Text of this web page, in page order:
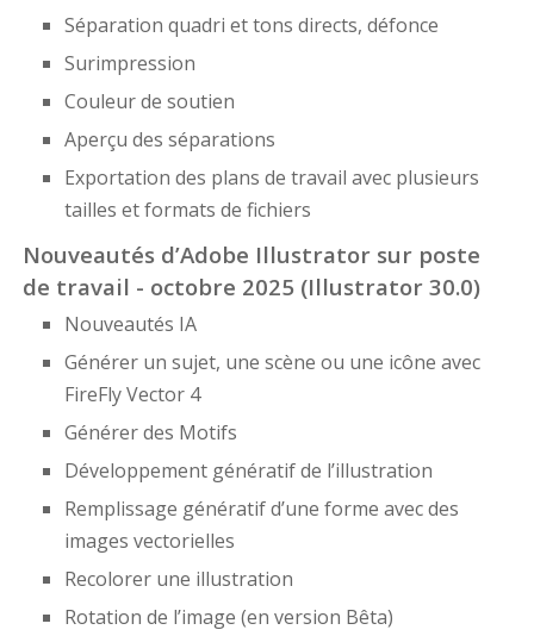
Séparation quadri et tons directs, défonce
Surimpression
Couleur de soutien
Aperçu des séparations
Exportation des plans de travail avec plusieurs
tailles et formats de fichiers
Nouveautés d’Adobe Illustrator sur poste
de travail - octobre 2025 (Illustrator 30.0)
Nouveautés IA
Générer un sujet, une scène ou une icône avec
FireFly Vector 4
Générer des Motifs
Développement génératif de l’illustration
Remplissage génératif d’une forme avec des
images vectorielles
Recolorer une illustration
Rotation de l’image (en version Bêta)